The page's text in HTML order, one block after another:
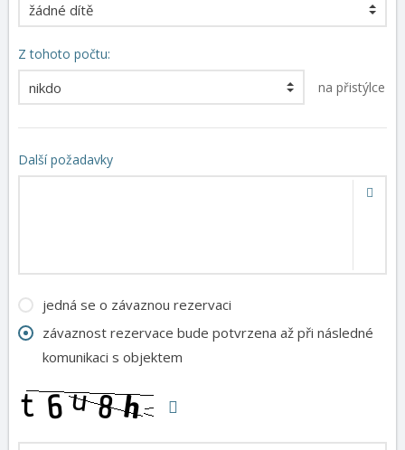
Z tohoto počtu:
na přistýlce
Další požadavky
jedná se o závaznou rezervaci
závaznost rezervace bude potvrzena až při následné
komunikaci s objektem